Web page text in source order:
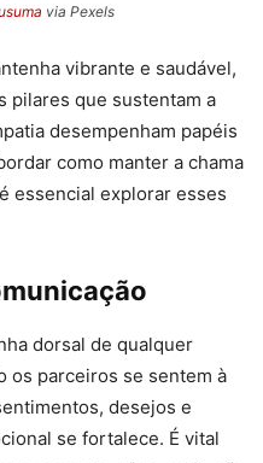
via Pexels
vibrante e saudável,
pilares que sustentam a
desempenham papéis
como manter a chama
essencial explorar esses
dorsal de qualquer
os parceiros se sentem à
desejos e
se fortalece. É vital